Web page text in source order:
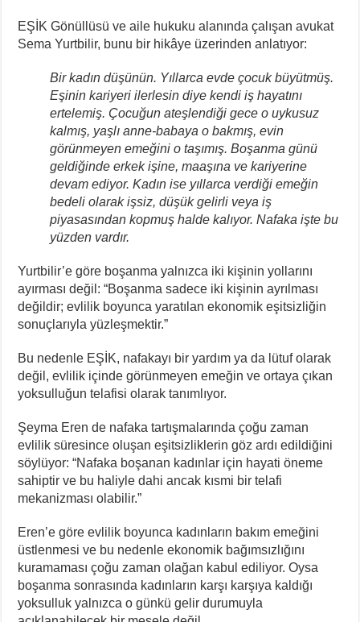
EŞİK Gönüllüsü ve aile hukuku alanında çalışan avukat
Sema Yurtbilir, bunu bir hikâye üzerinden anlatıyor:
Bir kadın düşünün. Yıllarca evde çocuk büyütmüş.
Eşinin kariyeri ilerlesin diye kendi iş hayatını
ertelemiş. Çocuğun ateşlendiği gece o uykusuz
kalmış, yaşlı anne-babaya o bakmış, evin
görünmeyen emeğini o taşımış. Boşanma günü
geldiğinde erkek işine, maaşına ve kariyerine
devam ediyor. Kadın ise yıllarca verdiği emeğin
bedeli olarak işsiz, düşük gelirli veya iş
piyasasından kopmuş halde kalıyor. Nafaka işte bu
yüzden vardır.
Yurtbilir’e göre boşanma yalnızca iki kişinin yollarını
ayırması değil: “Boşanma sadece iki kişinin ayrılması
değildir; evlilik boyunca yaratılan ekonomik eşitsizliğin
sonuçlarıyla yüzleşmektir.”
Bu nedenle EŞİK, nafakayı bir yardım ya da lütuf olarak
değil, evlilik içinde görünmeyen emeğin ve ortaya çıkan
yoksulluğun telafisi olarak tanımlıyor.
Şeyma Eren de nafaka tartışmalarında çoğu zaman
evlilik süresince oluşan eşitsizliklerin göz ardı edildiğini
söylüyor: “Nafaka boşanan kadınlar için hayati öneme
sahiptir ve bu haliyle dahi ancak kısmi bir telafi
mekanizması olabilir.”
Eren’e göre evlilik boyunca kadınların bakım emeğini
üstlenmesi ve bu nedenle ekonomik bağımsızlığını
kuramaması çoğu zaman olağan kabul ediliyor. Oysa
boşanma sonrasında kadınların karşı karşıya kaldığı
yoksulluk yalnızca o günkü gelir durumuyla